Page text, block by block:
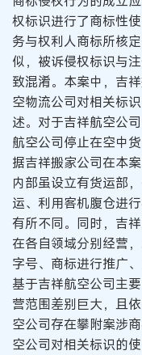
权标识进行了商标性
务与权利人商标所核
似，被诉侵权标识与
致混淆。本案中，吉
空物流公司对相关标
述。对于吉祥航空公
航空公司停止在空中
据吉祥搬家公司在本
内部虽设立有货运部
运、利用客机腹仓进
有所不同。同时，吉
在各自领域分别经营
字号、商标进行推广
基于吉祥航空公司主
营范围差别巨大，且
空公司存在攀附案涉
空公司对相关标识的